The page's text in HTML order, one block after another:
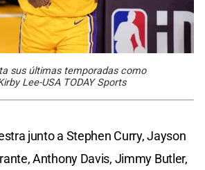
sus últimas temporadas como
Lee-USA TODAY Sports
junto a Stephen Curry, Jayson
Anthony Davis, Jimmy Butler,